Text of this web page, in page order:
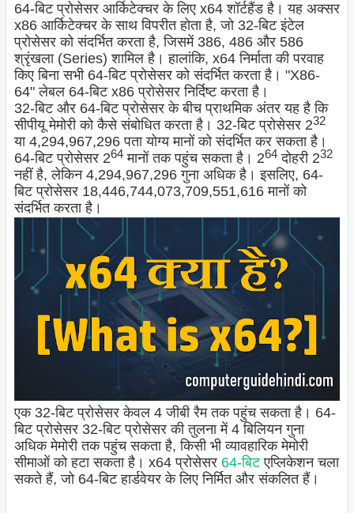
64-बिट प्रोसेसर आर्किटेक्चर के लिए x64 शॉर्टहैंड है। यह अक्सर
x86 आर्किटेक्चर के साथ विपरीत होता है, जो 32-बिट इंटेल
प्रोसेसर को संदर्भित करता है, जिसमें 386, 486 और 586
श्रृंखला (Series) शामिल है। हालांकि, x64 निर्माता की परवाह
किए बिना सभी 64-बिट प्रोसेसर को संदर्भित करता है। "X86-
64" लेबल 64-बिट x86 प्रोसेसर निर्दिष्ट करता है।
32-बिट और 64-बिट प्रोसेसर के बीच प्राथमिक अंतर यह है कि
सीपीयू मेमोरी को कैसे संबोधित करता है। 32-बिट प्रोसेसर 232
या 4,294,967,296 पता योग्य मानों को संदर्भित कर सकता है।
64-बिट प्रोसेसर 264मानों तक पहुंच सकता है। 264दोहरी 232
नहीं है, लेकिन 4,294,967,296 गुना अधिक है। इसलिए, 64-
बिट प्रोसेसर 18,446,744,073,709,551,616 मानों को
संदर्भित करता है।
एक 32-बिट प्रोसेसर केवल 4 जीबी रैम तक पहुंच सकता है। 64-
बिट प्रोसेसर 32-बिट प्रोसेसर की तुलना में 4 बिलियन गुना
अधिक मेमोरी तक पहुंच सकता है, किसी भी व्यावहारिक मेमोरी
सीमाओं को हटा सकता है। x64 प्रोसेसर 64-बिटएप्लिकेशन चला
सकते हैं, जो 64-बिट हार्डवेयर के लिए निर्मित और संकलित हैं।